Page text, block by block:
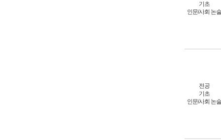
기초
인문/사회 논술
전공
기초
인문/사회 논술